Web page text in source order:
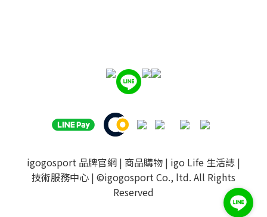
igogosport 品牌官網 | 商品購物 | igo Life 生活誌 |
技術服務中心 | ©igogosport Co., ltd. All Rights
Reserved